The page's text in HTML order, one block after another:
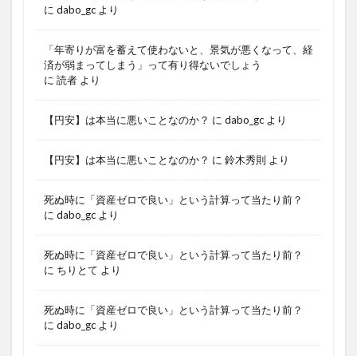
に dabo_gc より
「年寄りが富を蓄えて使わないと、景気が悪くなって、経
済が弱まってしまう」って有り得ないでしょう
に 読者 より
【円安】は本当に悪いことなのか？ に dabo_gc より
【円安】は本当に悪いことなのか？ に 鈴木秀則 より
死ぬ時に「資産ゼロで良い」という計算って当たり前？
に dabo_gc より
死ぬ時に「資産ゼロで良い」という計算って当たり前？
に ちりとて より
死ぬ時に「資産ゼロで良い」という計算って当たり前？
に dabo_gc より